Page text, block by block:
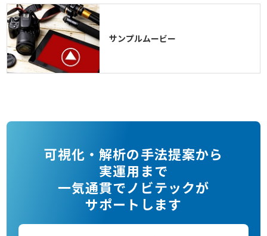
サンプルムービー
可視化・解析の手法提案から
実運用まで
一気通貫でノビテックが
サポートします